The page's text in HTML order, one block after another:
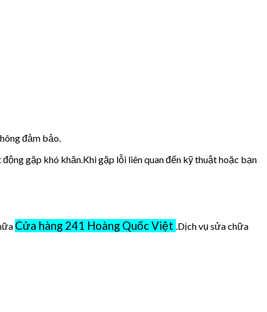
đảm bảo.
gặp khó khăn.Khi gặp lỗi liên quan đến kỹ thuật hoặc bạn
Cửa hàng 241 Hoàng Quốc Việt .Dịch vụ sửa chữa